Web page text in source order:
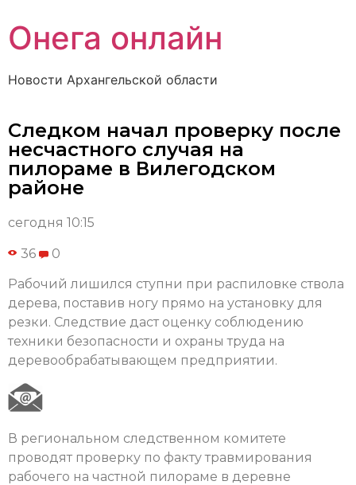
Онега онлайн
Новости Архангельской области
Следком начал проверку после
несчастного случая на
пилораме в Вилегодском
районе
сегодня 10:15
36 0
Рабочий лишился ступни при распиловке ствола
дерева, поставив ногу прямо на установку для
резки. Следствие даст оценку соблюдению
техники безопасности и охраны труда на
деревообрабатывающем предприятии.
В региональном следственном комитете
проводят проверку по факту травмирования
рабочего на частной пилораме в деревне